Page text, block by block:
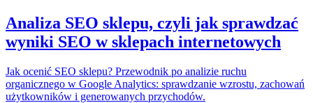
Analiza SEO sklepu, czyli jak sprawdzać
wyniki SEO w sklepach internetowych
Jak ocenić SEO sklepu? Przewodnik po analizie ruchu
organicznego w Google Analytics: sprawdzanie wzrostu, zachowań
użytkowników i generowanych przychodów.